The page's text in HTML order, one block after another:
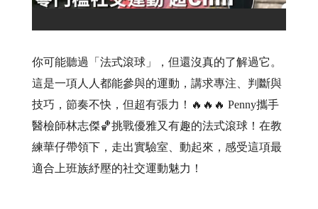
你可能聽過「法式滾球」，但還沒真的了解過它。
這是一項人人都能參與的運動，講求專注、判斷與
技巧，節奏不快，但超有張力！🔥🔥🔥 Penny攜手
醫檢師林志傑🏀挑戰優雅又有趣的法式滾球！在教
練華仔帶領下，走出實驗室、動起來，感受這項最
適合上班族紓壓的社交運動魅力！